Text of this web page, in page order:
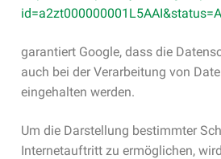
garantiert Google, dass die
auch bei der Verarbeitung von
eingehalten werden.
Um die Darstellung bestimmter
Internetauftritt zu ermöglichen,